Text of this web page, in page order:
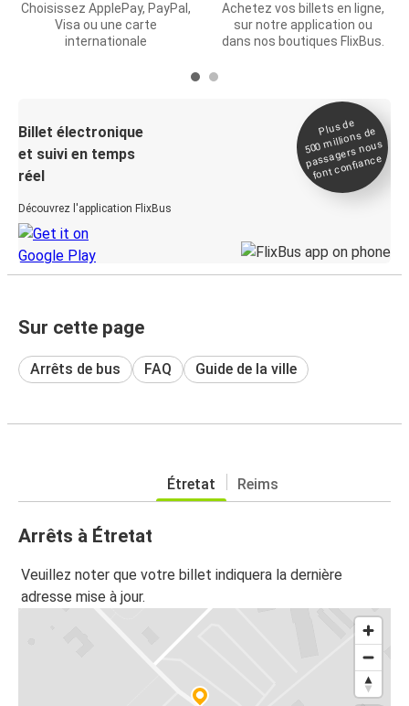
Choisissez ApplePay, PayPal,
Visa ou une carte
internationale
Achetez vos billets en ligne,
sur notre application ou
dans nos boutiques FlixBus.
Billet électronique
et suivi en temps
réel
Découvrez l'application FlixBus
Plus de
500
millions de
passagers nous
font confiance
Sur cette page
Arrêts de bus FAQ Guide de la ville
Étretat Reims
Arrêts à Étretat
Veuillez noter que votre billet indiquera la dernière
adresse mise à jour.